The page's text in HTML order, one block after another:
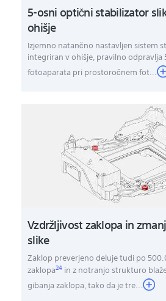
5-osni optični stabilizator
ohišje
Izjemno natančno nastavljen sistem
integriran v ohišje, pravilno odpravlja
fotoaparata pri prostoročnem fot...
Vzdržljivost zaklopa in
slike
Zaklop preverjeno deluje tudi po
zaklopa24in z notranjo strukturo
gibanja zaklopa, tako da je tre...